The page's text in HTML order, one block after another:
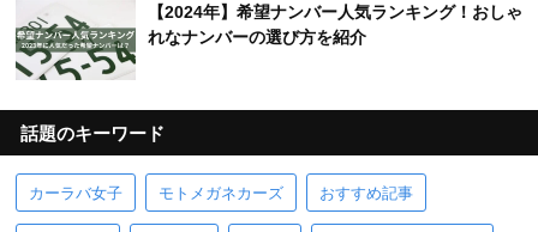
【2024年】希望ナンバー人気ランキング！おしゃ
れなナンバーの選び方を紹介
話題のキーワード
カーラバ女子 モトメガネカーズ おすすめ記事